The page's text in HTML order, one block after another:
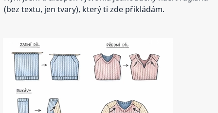
(bez textu, jen tvary), který ti zde přikládám.